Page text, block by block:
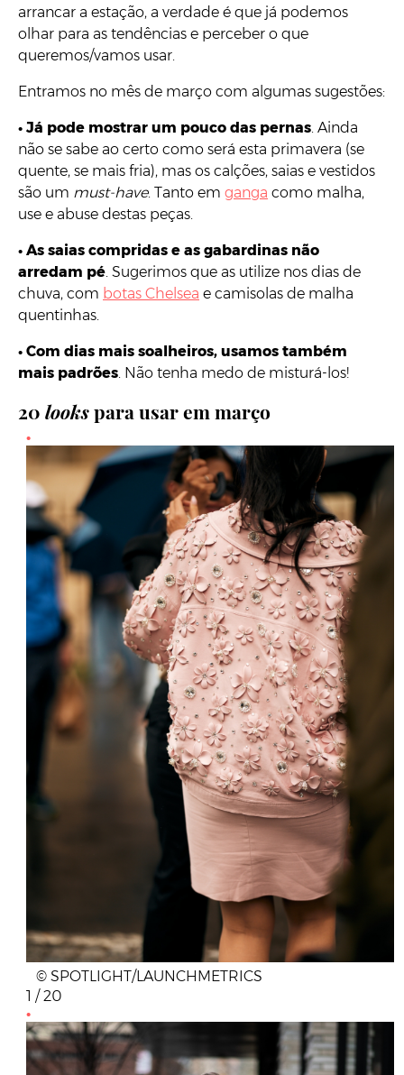
arrancar a estação, a verdade é que já podemos
olhar para as tendências e perceber o que
queremos/vamos usar.
Entramos no mês de março com algumas sugestões:
• Já pode mostrar um pouco das pernas. Ainda
não se sabe ao certo como será esta primavera (se
quente, se mais fria), mas os calções, saias e vestidos
são um must-have. Tanto em ganga como malha,
use e abuse destas peças.
• As saias compridas e as gabardinas não
arredam pé. Sugerimos que as utilize nos dias de
chuva, com botas Chelsea e camisolas de malha
quentinhas.
• Com dias mais soalheiros, usamos também
mais padrões. Não tenha medo de misturá-los!
20 lookspara usar em março
© SPOTLIGHT/LAUNCHMETRICS
1 / 20